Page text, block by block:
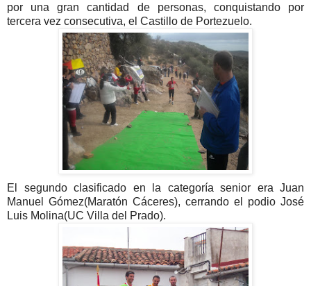
por una gran cantidad de personas, conquistando por
tercera vez consecutiva, el Castillo de Portezuelo.
El segundo clasificado en la categoría senior era Juan
Manuel Gómez(Maratón Cáceres), cerrando el podio José
Luis Molina(UC Villa del Prado).